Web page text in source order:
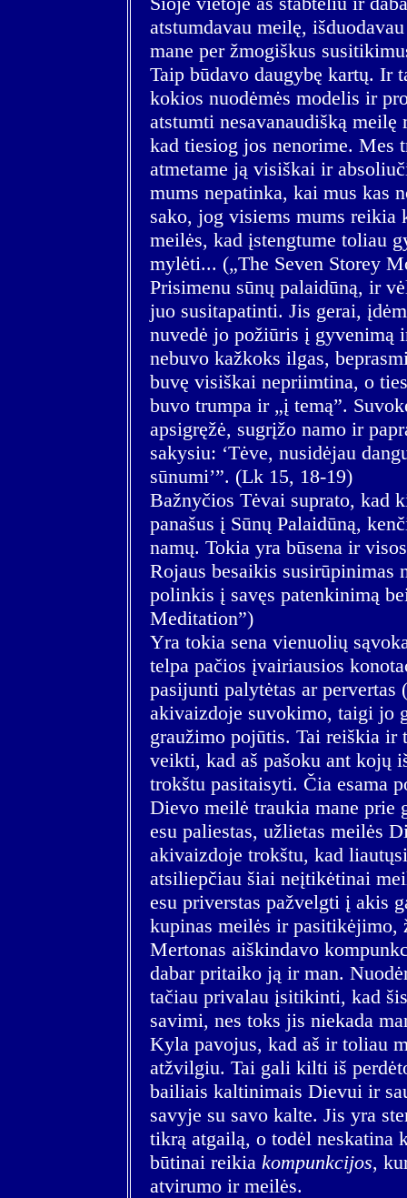
atstumdavau meilę,
mane per žmogiškus
Taip būdavo daugybę kartų. Ir
kokios nuodėmės modelis ir
atstumti nesavanaudišką
kad tiesiog jos nenorime. Mes
atmetame ją visiškai ir
mums nepatinka, kai mus kas
sako, jog visiems mums
meilės, kad įstengtume toliau
mylėti... („The Seven Storey
Prisimenu sūnų palaidūną, ir
juo susitapatinti. Jis gerai,
nuvedė jo požiūris į gyvenimą
nebuvo kažkoks ilgas,
buvę visiškai nepriimtina, o
buvo trumpa ir „į temą”.
apsigręžė, sugrįžo namo ir
sakysiu: ‘Tėve, nusidėjau
sūnumi’”. (Lk 15, 18-19)
Bažnyčios Tėvai suprato, kad
panašus į Sūnų Palaidūną,
namų. Tokia yra būsena ir
Rojaus besaikis
polinkis į savęs patenkinimą
Meditation”)
Yra tokia sena vienuolių
telpa pačios įvairiausios
pasijunti palytėtas ar pervertas (
akivaizdoje suvokimo, taigi jo
graužimo pojūtis. Tai reiškia ir
veikti, kad aš pašoku ant kojų
trokštu pasitaisyti. Čia esama
Dievo meilė traukia mane prie
esu paliestas, užlietas meilės
akivaizdoje trokštu, kad
atsiliepčiau šiai neįtikėtinai
esu priverstas pažvelgti į akis
kupinas meilės ir
Mertonas aiškindavo
dabar pritaiko ją ir man.
tačiau privalau įsitikinti, kad
savimi, nes toks jis niekada
Kyla pavojus, kad aš ir toliau
atžvilgiu. Tai gali kilti iš
bailiais kaltinimais Dievui ir
savyje su savo kalte. Jis yra
tikrą atgailą, o todėl neskatina
būtinai reikia kompunkcijos,
atvirumo ir meilės.